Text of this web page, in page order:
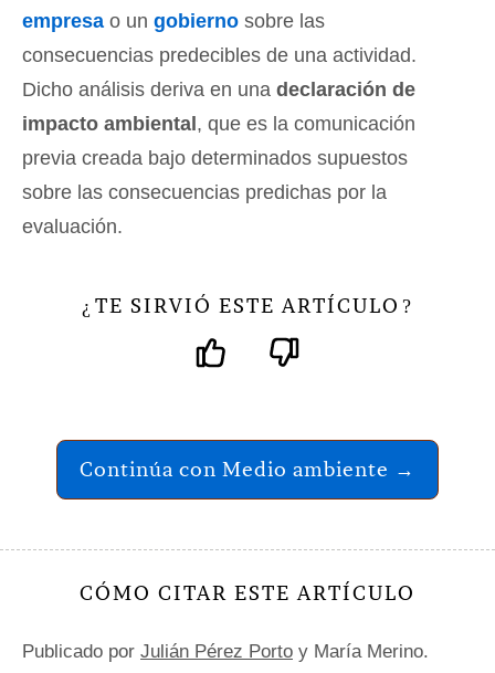
empresa o un gobierno sobre las
consecuencias predecibles de una actividad.
Dicho análisis deriva en una declaración de
impacto ambiental , que es la comunicación
previa creada bajo determinados supuestos
sobre las consecuencias predichas por la
evaluación.
¿ TE SIRVIÓ ESTE ARTÍCULO ?
Continúa con Medio ambiente →
CÓMO CITAR ESTE ARTÍCULO
Publicado por Julián Pérez Porto y María Merino.